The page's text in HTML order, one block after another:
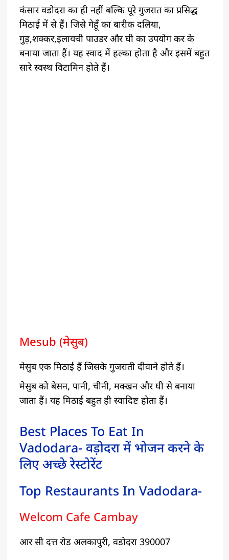
कंसार वडोदरा का ही नहीं बल्कि पूरे गुजरात का प्रसिद्ध
मिठाई में से हैं। जिसे गेहूँ का बारीक दलिया,
गुड़,शक्कर,इलायची पाउडर और घी का उपयोग कर के
बनाया जाता हैं। यह स्वाद में हल्का होता है और इसमें बहुत
सारे स्वस्थ विटामिन होते हैं।
Mesub (मेसुब)
मेसुब एक मिठाई हैं जिसके गुजराती दीवाने होते हैं।
मेसुब को बेसन, पानी, चीनी, मक्खन और घी से बनाया
जाता हैं। यह मिठाई बहुत ही स्वादिष्ट होता हैं।
Best Places To Eat In
Vadodara- वड़ोदरा में भोजन करने के
लिए अच्छे रेस्टोरेंट
Top Restaurants In Vadodara-
Welcom Cafe Cambay
आर सी दत्त रोड अलकापुरी, वडोदरा 390007